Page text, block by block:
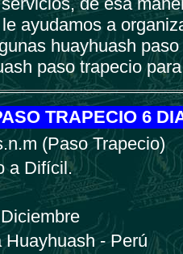
ayudamos a
huayhuash
paso trapecio
TRAPECIO 6
(Paso Trapecio)
a Difícil.
Huayhuash - Perú